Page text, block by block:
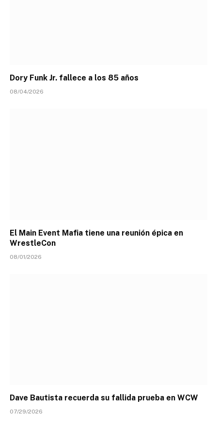
Dory Funk Jr. fallece a los 85 años
08/04/2026
El Main Event Mafia tiene una reunión épica en
WrestleCon
08/01/2026
Dave Bautista recuerda su fallida prueba en WCW
07/29/2026